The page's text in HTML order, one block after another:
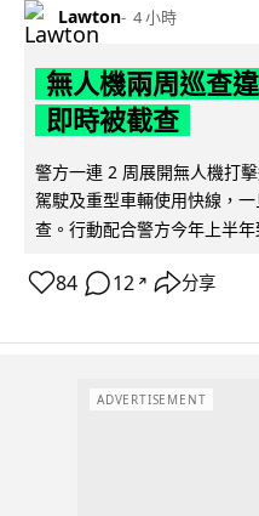
Lawton 4 小時
無人機兩周巡查
即時被截查
警方一連 2 周展開無人機打
駕駛及重型車輛使用快線，
查。行動配合警方今年上半
84 12 ↗ 分享
ADVERTISEMENT